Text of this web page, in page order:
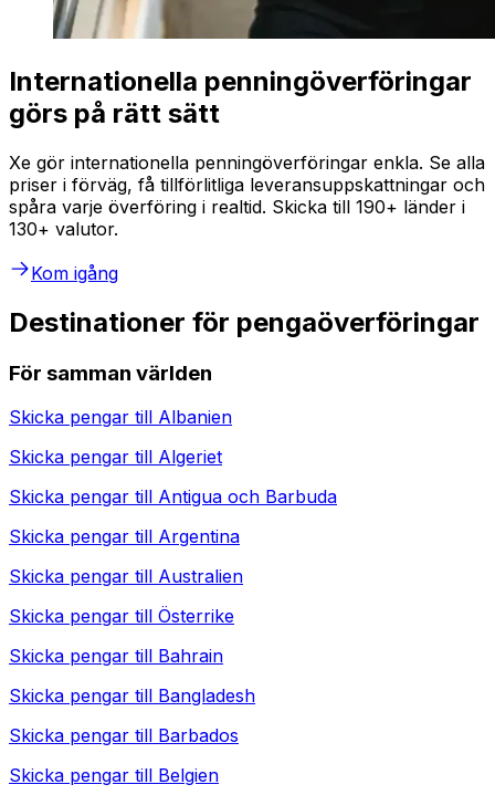
Internationella penningöverföringar
görs på rätt sätt
Xe gör internationella penningöverföringar enkla. Se alla
priser i förväg, få tillförlitliga leveransuppskattningar och
spåra varje överföring i realtid. Skicka till 190+ länder i
130+ valutor.
Kom igång
Destinationer för pengaöverföringar
För samman världen
Skicka pengar till Albanien
Skicka pengar till Algeriet
Skicka pengar till Antigua och Barbuda
Skicka pengar till Argentina
Skicka pengar till Australien
Skicka pengar till Österrike
Skicka pengar till Bahrain
Skicka pengar till Bangladesh
Skicka pengar till Barbados
Skicka pengar till Belgien